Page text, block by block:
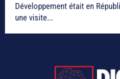
Développement était en
une visite...